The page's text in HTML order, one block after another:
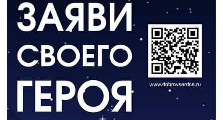
ВЛАСТЬ
День памяти и «Симфония народов»
06.08.2026
Новый настил на экотропе
05.08.2026